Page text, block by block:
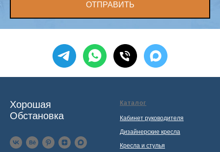
ОТПРАВИТЬ
Хорошая
Обстановка
Каталог
Кабинет руководителя
Дизайнерские кресла
Кресла и стулья